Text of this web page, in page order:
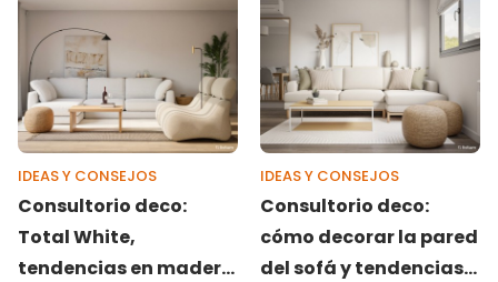
IDEAS Y CONSEJOS
Consultorio deco:
Total White,
tendencias en madera
IDEAS Y CONSEJOS
Consultorio deco:
cómo decorar la pared
del sofá y tendencias